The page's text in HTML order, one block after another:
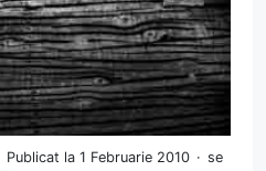
Publicat la 1 Februarie 2010
se